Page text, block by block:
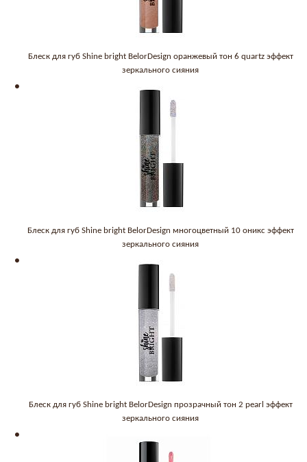
Блеск для губ Shine bright BelorDesign оранжевый тон 6 quartz эффект
зеркального сияния
Блеск для губ Shine bright BelorDesign многоцветный 10 оникс эффект
зеркального сияния
Блеск для губ Shine bright BelorDesign прозрачный тон 2 pearl эффект
зеркального сияния